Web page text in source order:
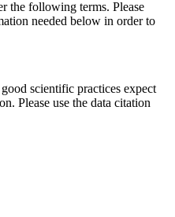
the following terms. Please
needed below in order to
scientific practices expect
Please use the data citation